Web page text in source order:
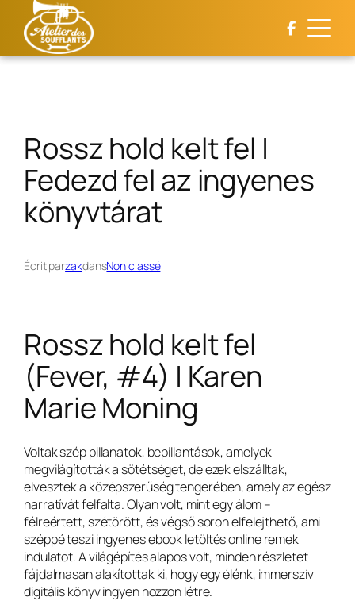
Rossz hold kelt fel |
Fedezd fel az ingyenes
könyvtárat
Écrit parzakdansNon classé
Rossz hold kelt fel
(Fever, #4) | Karen
Marie Moning
Voltak szép pillanatok, bepillantások, amelyek
megvilágították a sötétséget, de ezek elszálltak,
elvesztek a középszerűség tengerében, amely az egész
narratívát felfalta. Olyan volt, mint egy álom –
félreértett, szétörött, és végső soron elfelejthető, ami
széppé teszi ingyenes ebook letöltés online remek
indulatot. A világépítés alapos volt, minden részletet
fájdalmasan alakítottak ki, hogy egy élénk, immerszív
digitális könyv ingyen hozzon létre.